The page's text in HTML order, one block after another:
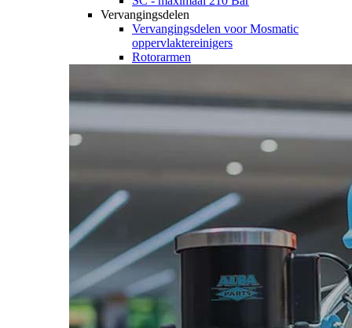
Vervangingsdelen
Vervangingsdelen voor Mosmatic
oppervlaktereinigers
Rotorarmen